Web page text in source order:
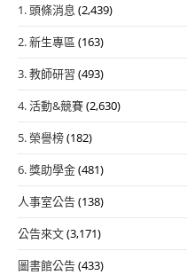
1. 頭條消息 (2,439)
2. 新生專區 (163)
3. 教師研習 (493)
4. 活動&競賽(2,630)
5. 榮譽榜(182)
6. 獎助學金(481)
人事室公告(138)
公告來文(3,171)
圖書館公告(433)